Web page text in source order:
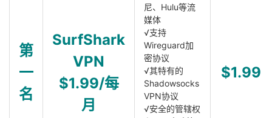
第
一
名
SurfShark
VPN
$1.99/每
月
尼、Hulu等流
媒体
√支持
Wireguard加
密协议
√其特有的
Shadowsocks
VPN协议
√安全的管辖权
$1.99